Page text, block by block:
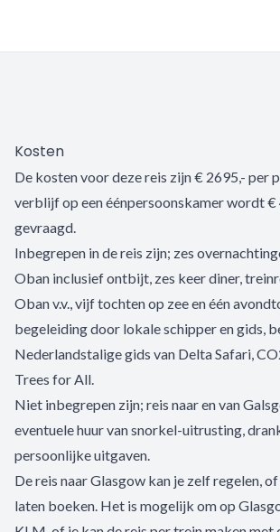
Kosten
De kosten voor deze reis zijn € 2695,- per
verblijf op een éénpersoonskamer wordt €
gevraagd.
Inbegrepen in de reis zijn; zes
Oban inclusief ontbijt, zes keer diner,
Oban v.v., vijf tochten op zee en één
begeleiding door lokale schipper en gids,
Nederlandstalige gids van Delta Safari,
Trees for All.
Niet inbegrepen zijn; reis naar en van
eventuele huur van snorkel-uitrusting,
persoonlijke uitgaven.
De reis naar Glasgow kan je zelf regelen,
laten boeken. Het is mogelijk om op